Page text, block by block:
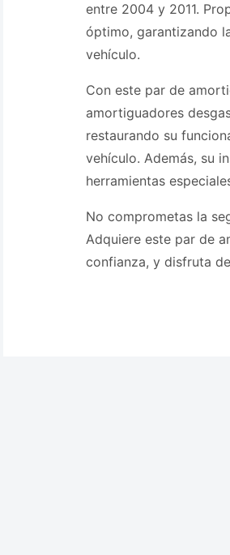
entre 2004 y 2011.
óptimo, garantizando
vehículo.
Con este par de
amortiguadores
restaurando su
vehículo. Además, su
herramientas
No comprometas la
Adquiere este par de
confianza, y disfruta